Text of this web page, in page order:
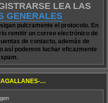
LEA LAS
GENERALES
pulcramente el protocolo. En
remitir un correo electrónico de
de contacto, además de
así podemos luchar eficazmente
spam.
SEVILLA. 1519-1522 EXPEDICIÓN MAGALLANES-ELCANO